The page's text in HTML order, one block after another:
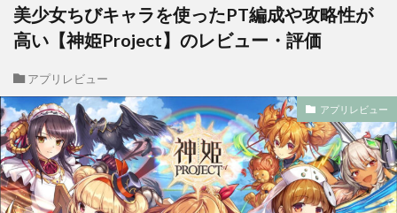
美少女ちびキャラを使ったPT編成や攻略性が
高い【神姫Project】のレビュー・評価
アプリレビュー
アプリレビュー